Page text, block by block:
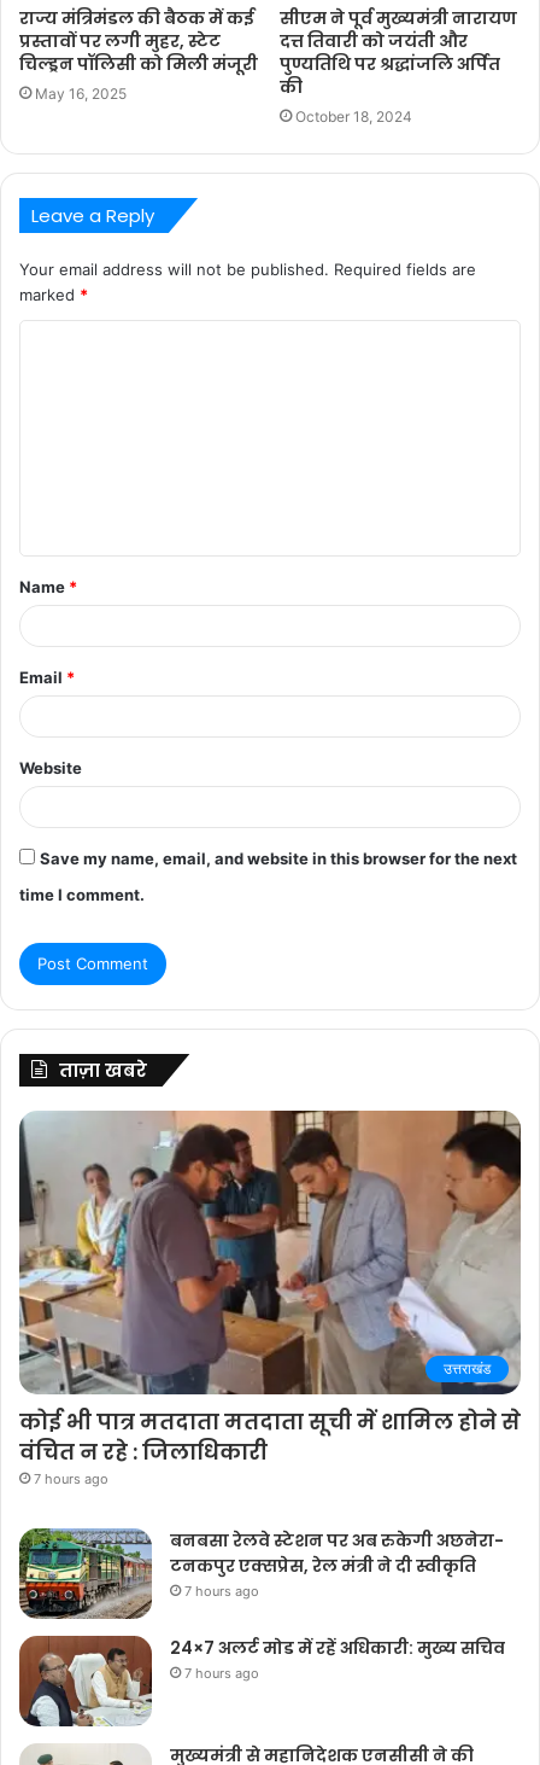
राज्य मंत्रिमंडल की बैठक में कई
प्रस्तावों पर लगी मुहर, स्टेट
चिल्ड्रन पॉलिसी को मिली मंजूरी
May 16, 2025
सीएम ने पूर्व मुख्यमंत्री नारायण
दत्त तिवारी को जयंती और
पुण्यतिथि पर श्रद्धांजलि अर्पित
की
October 18, 2024
Leave a Reply
Your email address will not be published. Required fields are
marked *
t
*
Name *
Email *
Website
Save my name, email, and website in this browser for the next
time I comment.
ताज़ा खबरे
उत्तराखंड
कोई भी पात्र मतदाता मतदाता सूची में शामिल होने से
वंचित न रहे : जिलाधिकारी
7 hours ago
बनबसा रेलवे स्टेशन पर अब रुकेगी अछनेरा-
टनकपुर एक्सप्रेस, रेल मंत्री ने दी स्वीकृति
7 hours ago
24×7 अलर्ट मोड में रहें अधिकारी: मुख्य सचिव
7 hours ago
मुख्यमंत्री से महानिदेशक एनसीसी ने की